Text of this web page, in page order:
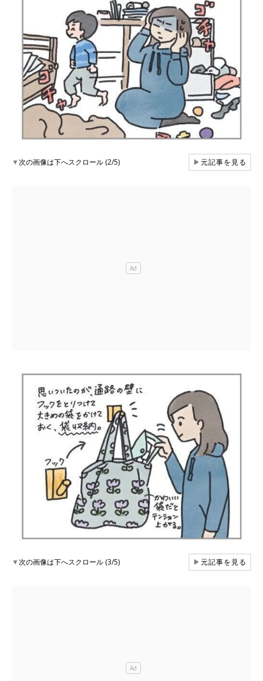
▼次の画像は下へスクロール (2/5) ▶元記事を見る
▼次の画像は下へスクロール (3/5) ▶元記事を見る